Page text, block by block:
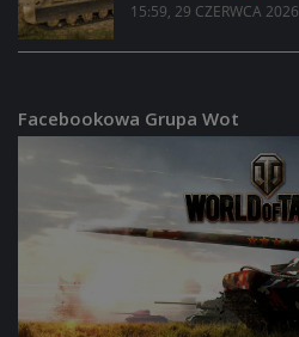
15:59, 29 CZERWCA 2026
Facebookowa Grupa Wot